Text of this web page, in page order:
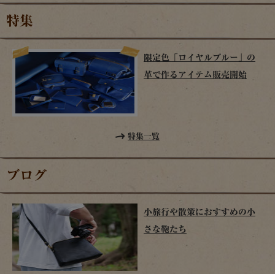
特集
限定色「ロイヤルブルー」の
革で作るアイテム販売開始
特集一覧
ブログ
小旅行や散策におすすめの小
さな鞄たち